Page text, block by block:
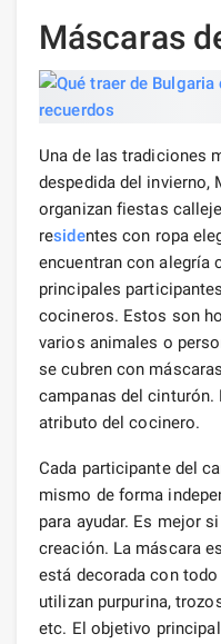
Máscaras
Una de las tradiciones
despedida del invierno,
organizan fiestas
residentes con ropa
encuentran con alegría
principales
cocineros. Estos son
varios animales o
se cubren con
campanas del
atributo del cocinero.
Cada participante del
mismo de forma
para ayudar. Es mejor
creación. La máscara
está decorada con
utilizan purpurina,
etc. El objetivo